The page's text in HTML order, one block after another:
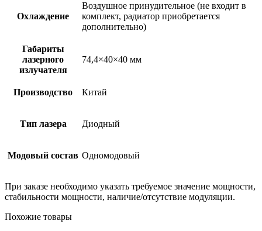
Охлаждение
Воздушное принудительное (не входит в
комплект, радиатор приобретается
дополнительно)
Габариты
лазерного
излучателя
74,4×40×40 мм
Производство Китай
Тип лазера Диодный
Модовый состав Одномодовый
При заказе необходимо указать требуемое значение мощности,
стабильности мощности, наличие/отсутствие модуляции.
Похожие товары